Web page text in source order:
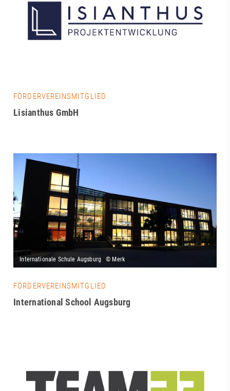
FÖRDERVEREINSMITGLIED
Lisianthus GmbH
FÖRDERVEREINSMITGLIED
International School Augsburg